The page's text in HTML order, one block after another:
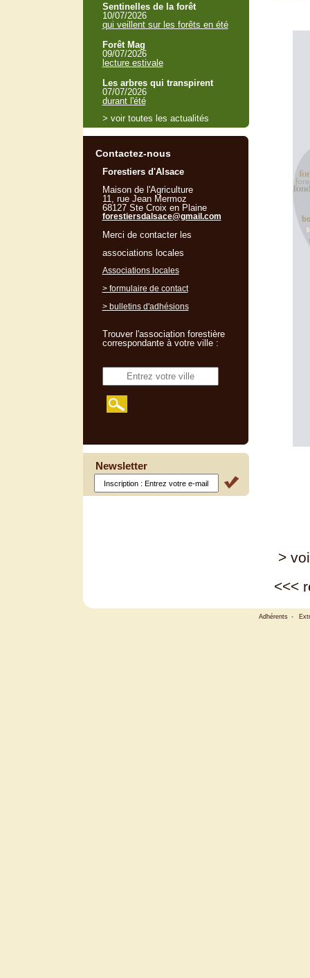
>
<<<
Sentinelles de la forêt
10/07/2026
qui veillent sur les forêts en été
Forêt Mag
09/07/2026
lecture estivale
Les arbres qui transpirent
07/07/2026
durant l'été
> voir toutes les actualités
Contactez-nous
Forestiers d'Alsace
Maison de l'Agriculture
11, rue Jean Mermoz
68127 Ste Croix en Plaine
forestiersdalsace@gmail.com
Merci de contacter les
associations locales
Associations locales
> formulaire de contact
> bulletins d'adhésions
Trouver l'association forestière
correspondante à votre ville :
Newsletter
Adhérents -